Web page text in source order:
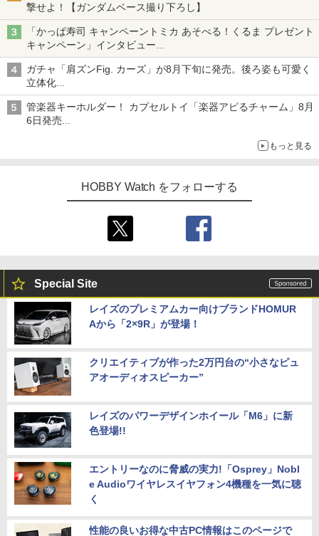
撃せよ！【ガンダムベース撮り下ろし】
「かっぱ寿司 キャンペーントミカ あそべる！くるま プレゼント
キャンペーン」インタビュー
子どもが楽しめるかっぱ寿司ならではの体験とコラボの楽しさを
追求
ガチャ「肩ズンFig. カーズ」が8月下旬に発売。後ろ姿も可愛く
立体化
ライトニング・マックィーンやメーターなど4種がラインナップ
管楽器キーホルダー！ カプセルトイ「楽器アピるチャーム」8月
6日発売
もっと見る
HOBBY Watch をフォローする
Special Site
レイズのプレミアムカー向けブランドHOMUR
Aから「2×9R」が登場！
クリエイティブが作った2万円台の“小さなピュ
アオーディオスピーカー”
レイズのパワーデザインホイール「M6」に新
色登場!!
エントリーなのに脅威の実力!「Osprey」Nobl
e Audioワイヤレスイヤフォン4機種を一気に聴
く
性能の良いお得な中古PC情報はこのページで